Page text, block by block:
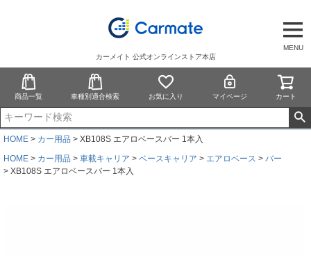
MENU
カーメイト 公式オンラインストア本店
商品一覧 車種別適合検索 お気に入り マイページ カート
HOME カー用品
XB108S エアロベースバー 1本入
HOME
カー用品 車載キャリア ベースキャリア エアロベース
バー
XB108S エアロベースバー 1本入